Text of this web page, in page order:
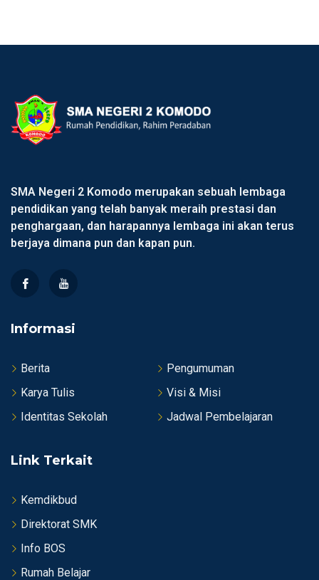
SMA Negeri 2 Komodo merupakan sebuah lembaga
pendidikan yang telah banyak meraih prestasi dan
penghargaan, dan harapannya lembaga ini akan terus
berjaya dimana pun dan kapan pun.
Informasi
Berita
Pengumuman
Karya Tulis
Visi & Misi
Identitas Sekolah
Jadwal Pembelajaran
Link Terkait
Kemdikbud
Direktorat SMK
Info BOS
Rumah Belajar